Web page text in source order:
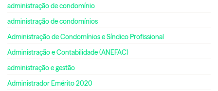
administração de condomínio
administração de condomínios
Administração de Condomínios e Síndico Profissional
Administração e Contabilidade (ANEFAC)
administração e gestão
Administrador Emérito 2020